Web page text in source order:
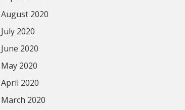
August 2020
July 2020
June 2020
May 2020
April 2020
March 2020